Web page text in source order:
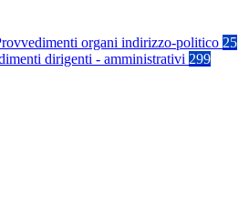
organi indirizzo-politico 25
dirigenti - amministrativi 299